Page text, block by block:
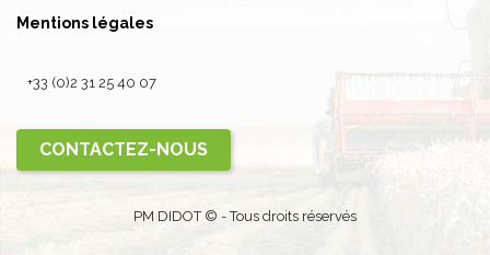
Mentions légales
+33 (0)2 31 25 40 07
CONTACTEZ-NOUS
PM DIDOT © - Tous droits réservés